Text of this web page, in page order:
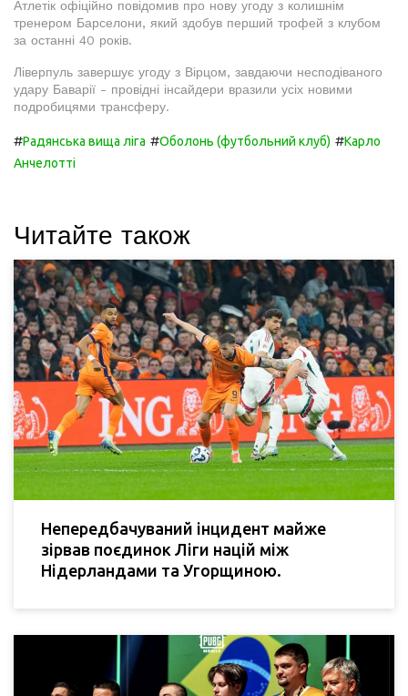
Атлетік офіційно повідомив про нову угоду з колишнім
тренером Барселони, який здобув перший трофей з клубом
за останні 40 років.
Ліверпуль завершує угоду з Вірцом, завдаючи несподіваного
удару Баварії - провідні інсайдери вразили усіх новими
подробицями трансферу.
#Радянська вища ліга #Оболонь (футбольний клуб) #Карло
Анчелотті
Читайте також
Непередбачуваний інцидент майже
зірвав поєдинок Ліги націй між
Нідерландами та Угорщиною.